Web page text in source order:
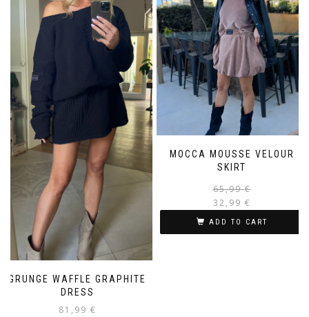
GRUNGE WAFFLE GRAPHITE
DRESS
81,99 €
MOCCA MOUSSE VELOUR
SKIRT
65,99€
32,99 €
ADD TO CART